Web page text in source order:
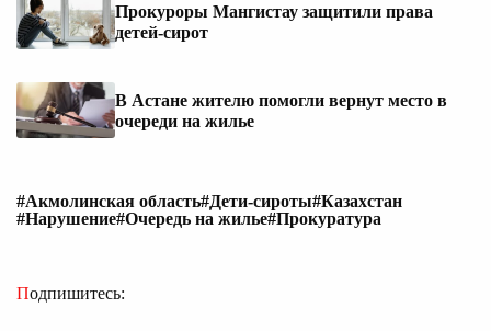
Прокуроры Мангистау защитили права
детей-сирот
В Астане жителю помогли вернут место в
очереди на жилье
#Акмолинская область#Дети-сироты#Казахстан
#Нарушение#Очередь на жилье#Прокуратура
Подпишитесь: